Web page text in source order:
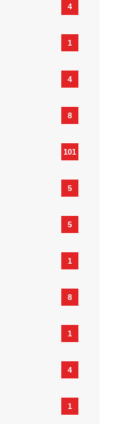
4
1
4
8
101
5
5
1
8
1
4
1